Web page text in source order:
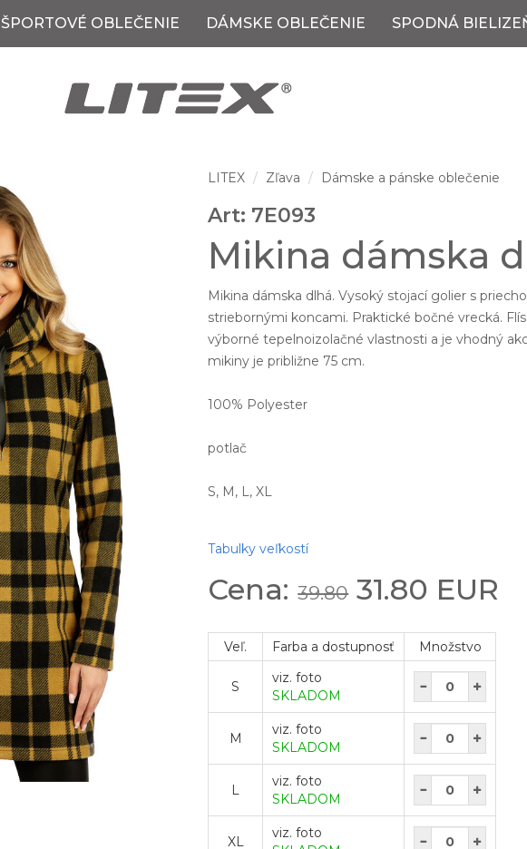
ŠPORTOVÉ OBLEČENIE DÁMSKE OBLEČENIE SPODNÁ
LITEX Zľava Dámske a pánske oblečenie
Art: 7E093
Mikina dámska
Mikina dámska dlhá. Vysoký stojací golier s
striebornými koncami. Praktické bočné vrecká.
výborné tepelnoizolačné vlastnosti a je vhodný
mikiny je približne 75 cm.
100% Polyester
potlač
S, M, L, XL
Tabulky veľkostí
Cena:39.8031.80 EUR
Veľ. Farba a dostupnosť Množstvo
S
viz. foto
SKLADOM
M
viz. foto
SKLADOM
L
viz. foto
SKLADOM
XL
viz. foto